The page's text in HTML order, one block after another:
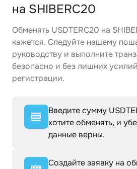
на SHIBERC20
Обменять USDTERC20 на
кажется. Следуйте нашему
руководству и выполните
безопасно и без лишних
регистрации.
Введите сумму
хотите обменять, и
данные верны.
Создайте заявку на